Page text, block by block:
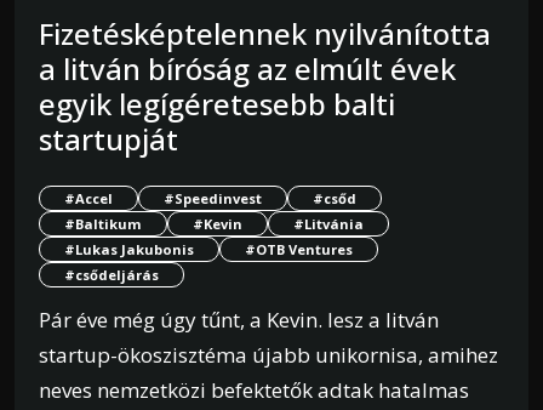
Fizetésképtelennek nyilvánította
a litván bíróság az elmúlt évek
egyik legígéretesebb balti
startupját
#Accel #Speedinvest
#csőd
#Baltikum
#Kevin
#Litvánia
#Lukas Jakubonis
#OTB Ventures
#csődeljárás
Pár éve még úgy tűnt, a Kevin. lesz a litván
startup-ökoszisztéma újabb unikornisa, amihez
neves nemzetközi befektetők adtak hatalmas